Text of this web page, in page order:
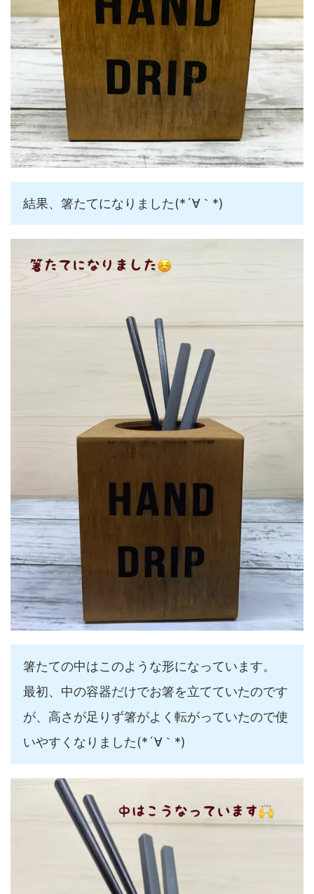
結果、箸たてになりました(*´∀｀*)
箸たての中はこのような形になっています。
最初、中の容器だけでお箸を立てていたのです
が、高さが足りず箸がよく転がっていたので使
いやすくなりました(*´∀｀*)